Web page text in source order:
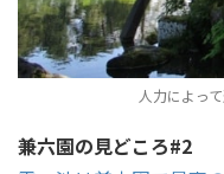
人力によっ
兼六園の見どころ#2